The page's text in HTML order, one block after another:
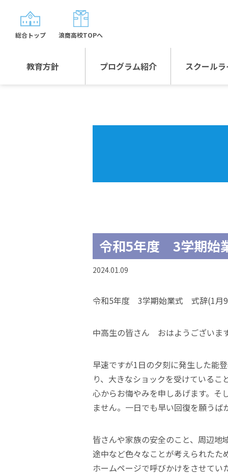
教育方針 プログラム紹介 スクール
総合トップ 浪商高校TOPへ
令和5年度 3学期始
2024.01.09
令和5年度 3学期始業式 式辞(1月
中高生の皆さん おはようございま
早速ですが1日の夕刻に発生した能
り、大きなショックを受けている
心からお悔やみを申しあげます。そ
ません。一日でも早い回復を願うば
皆さんや家族の安全のこと、周辺地
途中など色々なことが考えられた
ホームページで呼びかけをさせてい